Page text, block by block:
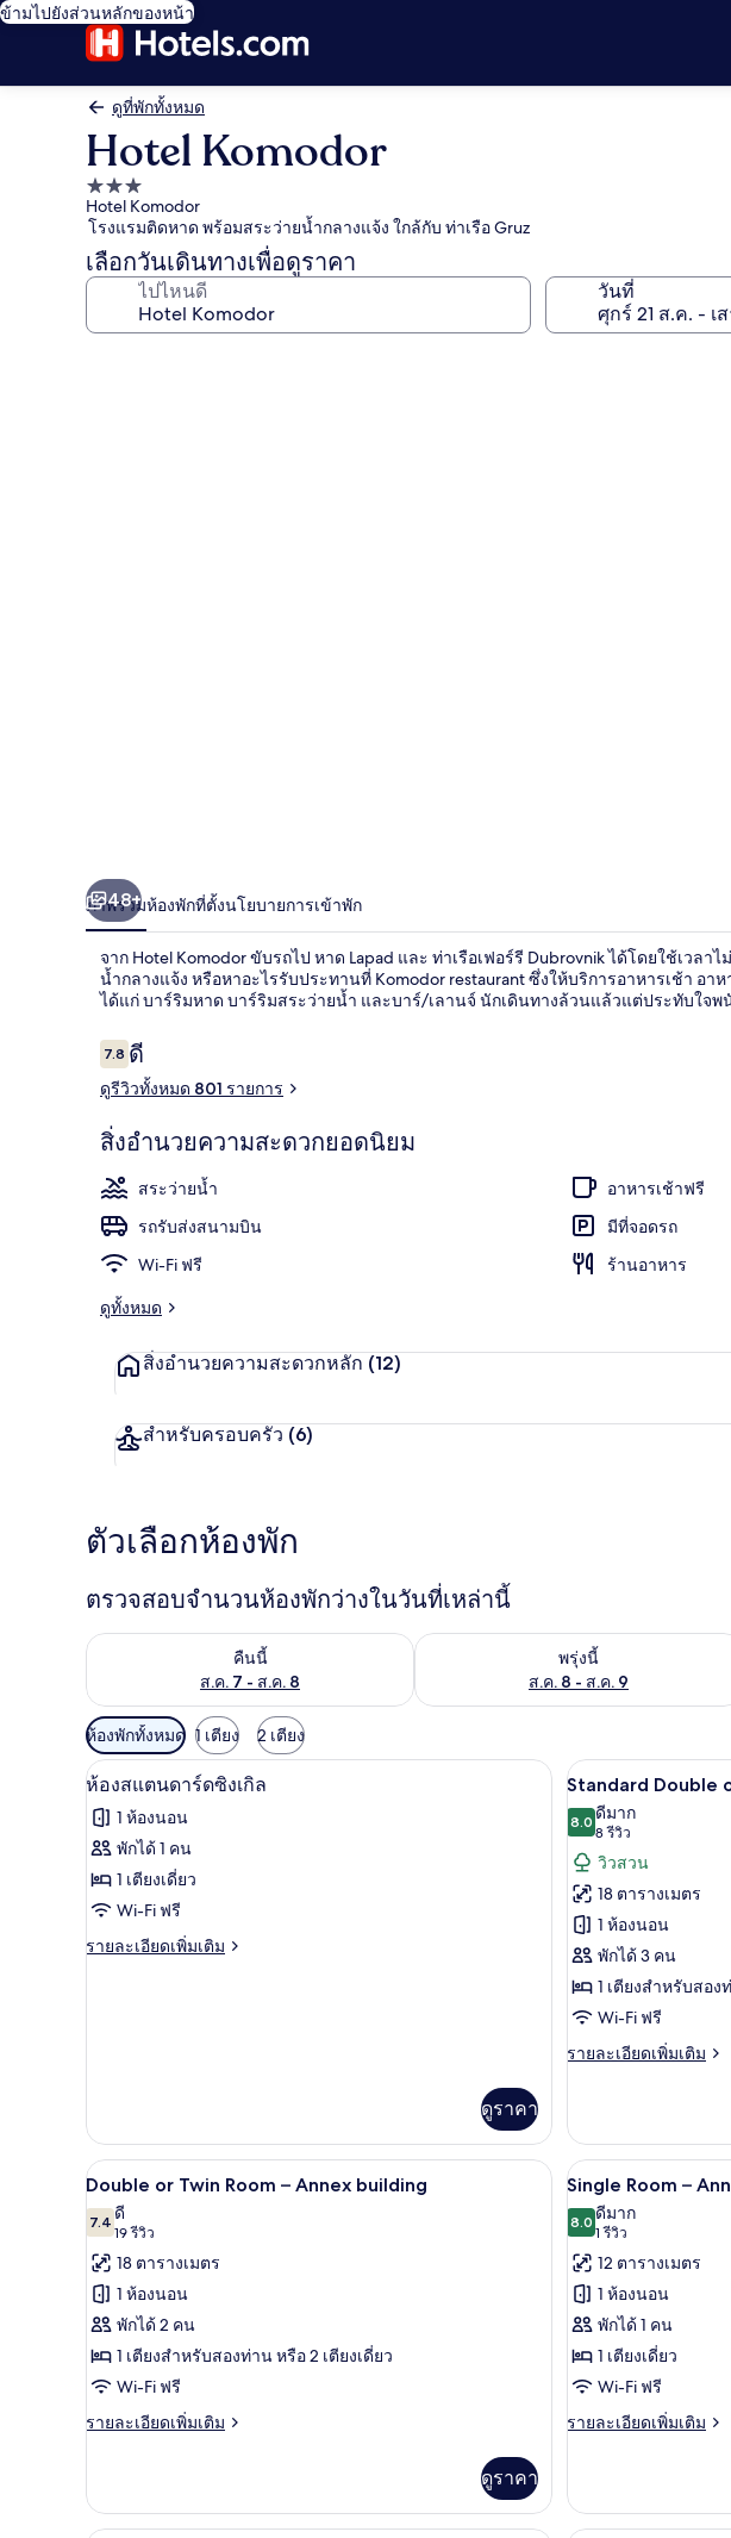
ข้ามไปยังส่วนหลักของหน้า
ดูที่พักทั้งหมด
Hotel Komodor
ที่พัก
3.0
ดาว
Hotel Komodor
โรงแรมติดหาด พร้อมสระว่ายน้ำกลางแจ้ง ใกล้กับ ท่าเรือ Gruz
เลือกวันเดินทางเพื่อดูราคา
ไปไหนดี วันที่
48+
ภาพรวมห้องพักที่ตั้งนโยบายการเข้าพัก
จาก Hotel Komodor ขับรถไป หาด Lapad และ ท่าเรือเฟอร์รี Dubrovnik ได้โดยใช้เวลา
น้ำกลางแจ้ง หรือหาอะไรรับประทานที่ Komodor restaurant ซึ่งให้บริการอาหารเช้า อา
ได้แก่ บาร์ริมหาด บาร์ริมสระว่ายน้ำ และบาร์/เลานจ์ นักเดินทางล้วนแล้วแต่ประทับใจพ
รีวิว
7.87.8 จาก 10
ดี
ดูรีวิวทั้งหมด 801 รายการ
สิ่งอำนวยความสะดวกยอดนิยม
สระว่ายน้ำ
อาหารเช้าฟรี
รถรับส่งสนามบิน
มีที่จอดรถ
Wi-Fi ฟรี
ร้านอาหาร
ดูทั้งหมด
สิ่งอำนวยความสะดวกหลัก (12)
สำหรับครอบครัว (6)
ตัวเลือกห้องพัก
ตรวจสอบจำนวนห้องพักว่างในวันที่เหล่านี้
คืนนี้
ส.ค. 7 - ส.ค. 8
ตรวจสอบจำนวนห้องพักว่างในคืนนี้ ส.ค. 7 - ส.ค. 8
พรุ่งนี้
ส.ค. 8 - ส.ค. 9
ตรวจสอบจำนวนห้องพักว่างในพรุ่งนี้ ส.
ตัว
กรอง
ที่
มี
ให้
สำหรับ
ห้อง
พัก
ห้องพักทั้งหมด 1 เตียง 2 เตียง
เปิด
ภาพถ่าย
ทั้งหมด
ของ
ห้อง
สแตนดาร์ด
ห้องสแตนดาร์ดซิงเกิล | โต๊ะทำงาน, เปล/เตียงเด็กอ่อน (ฟรี),
5
ห้องสแตนดาร์ดซิงเกิล
1 ห้องนอน
พักได้ 1 คน
1 เตียงเดี่ยว
Wi-Fi ฟรี
รายละเอียดเพิ่มเติม
ราย
ดูราคา
เปิด
ภาพถ่าย
ทั้งหมด
ของ
Standard
Double
or
Twin
Room
6
Standard Double
8.08.0 จาก 10
ดีมาก
8 รีวิว
(8
รีวิว)
วิวสวน
18 ตารางเมตร
1 ห้องนอน
พักได้ 3 คน
1 เตียงสำหรับสอง
Wi-Fi ฟรี
รายละเอียดเพิ่มเติม
ราย
เกี่ยว
กับ
Standard
Double
or
Twin
Room
เปิด
ภาพถ่าย
ทั้งหมด
ของ
Double
or
Twin
Room
–
Double or Twin Room – Annex building | โต๊ะทำงาน, เปล/
6
Double or Twin Room – Annex building
7.47.4 จาก 10
ดี
19 รีวิว
(19
รีวิว)
18 ตารางเมตร
1 ห้องนอน
พักได้ 2 คน
1 เตียงสำหรับสองท่าน หรือ 2 เตียงเดี่ยว
Wi-Fi ฟรี
รายละเอียดเพิ่มเติม
ราย
เกี่ยว
กับ
ดูราคา
เปิด
ภาพถ่าย
ทั้งหมด
ของ
Single
Room
–
Annex
building
4
Single Room –
8.08.0 จาก 10
ดีมาก
1 รีวิว
(1
รีวิว)
12 ตารางเมตร
1 ห้องนอน
พักได้ 1 คน
1 เตียงเดี่ยว
Wi-Fi ฟรี
รายละเอียดเพิ่มเติม
ราย
เกี่ยว
กับ